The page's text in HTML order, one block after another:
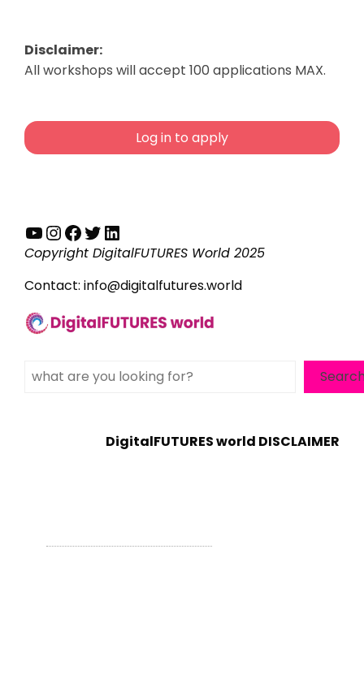
Disclaimer:
All workshops will accept 100 applications MAX.
Log in to apply
YouTube
Instagram
Facebook
Twitter
LinkedIn
Copyright DigitalFUTURES World 2025
Contact: info@digitalfutures.world
Search
DigitalFUTURES world DISCLAIMER